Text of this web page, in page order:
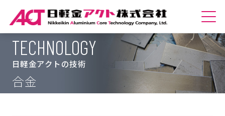
ホームへ
会社紹介
商品紹介
TECHNOLOGY
日軽金アクトの技術
合金